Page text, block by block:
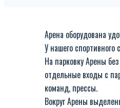
Арена оборудована
У нашего
На парковку Арены
отдельные входы с
команд, прессы.
Вокруг Арены